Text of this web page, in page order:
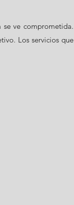
se ve comprometida.
Los servicios que